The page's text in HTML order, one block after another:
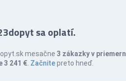
sa oplatí.
mesačne3 zákazky v
3 241 € Začnitepreto hneď.